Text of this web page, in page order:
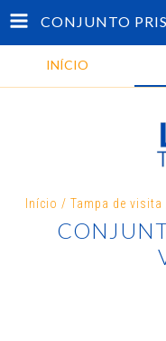
CONJUNTO
INÍCIO
Início / Tampa de visita